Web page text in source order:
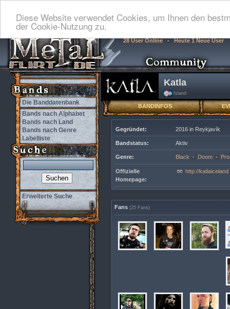
Diese Website verwendet Cookies, um Ihnen den
der Cookie-Nutzung zu.
28 User Online Heute 1 Neue User
Die Banddatenbank
Bands nach Alphabet
Bands nach Land
Bands nach Genre
Labelliste
Erweiterte Suche
Katla
Island
BANDINFOS
Gegründet: 2016 in Reykjavík
Bandstatus: Aktiv
Genre: Black Doom
Offizielle
Homepage:
http://
Fans (25 Fans)